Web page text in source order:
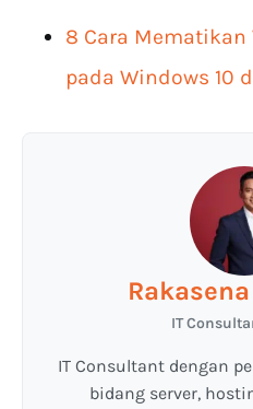
8 Cara Mematikan
pada Windows 10
IT
IT Consultant dengan
bidang server,